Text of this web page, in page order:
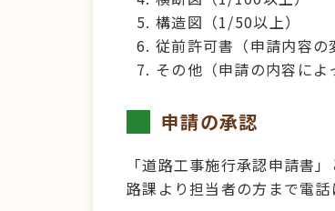
構造図（1/50以上）
従前許可書（申請内容の
その他（申請の内容によ
申請の承認
「道路工事施行承認申請書
路課より担当者の方まで電